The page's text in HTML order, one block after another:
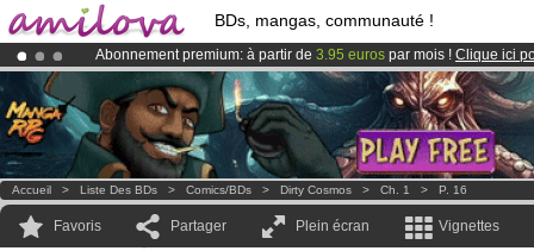
BDs, mangas, communauté !
Abonnement premium: à partir de 3.95 euros par mois ! Clique ici
Déjà 100000membreset 1000BDs & Mangas!
LeKickstarter Amilova est désormais lancé
Accueil > Liste Des BDs > Comics/BDs > Dirty Cosmos > Ch. 1 > P. 16
Favoris Partager Plein écran Vignettes